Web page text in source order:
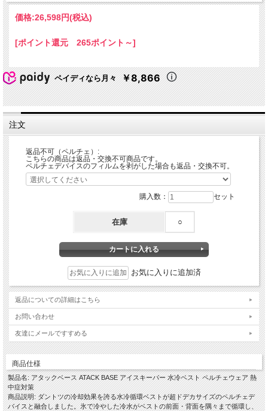
価格:26,598円(税込)
[ポイント還元 265ポイント～]
ペイディなら月々 ￥8,866
注文
返品不可（ペルチェ）:
こちらの商品は返品・交換不可商品です。
ペルチェデバイスのフィルムを剥がした場合も返品・交換不可。
購入数： セット
在庫 ○
お気に入りに追加済
返品についての詳細はこちら
お問い合わせ
友達にメールですすめる
商品仕様
製品名: アタックベース ATACK BASE アイスキーパー 水冷ベスト ペルチェウェア 熱
中症対策
商品説明: ダントツの冷却効果を誇る水冷循環ベストが超ドデカサイズのペルチェデ
バイスと融合しました。氷で冷やした冷水がベストの前面・背面を隅々まで循環し、